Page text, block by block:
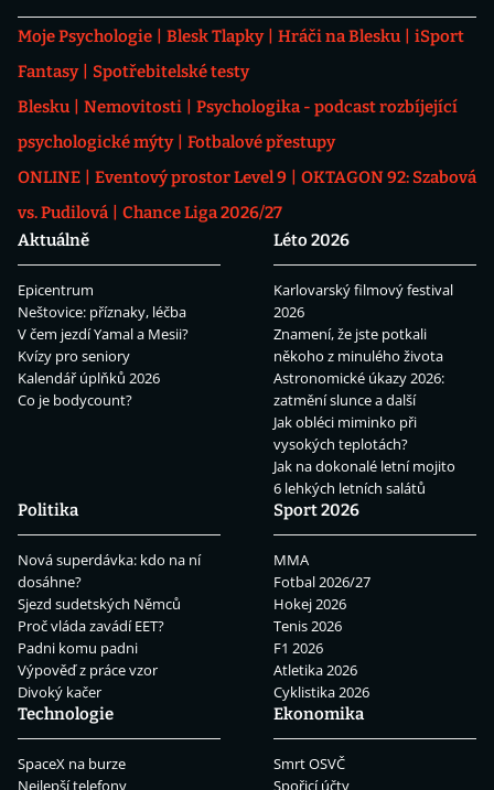
Moje Psychologie Blesk Tlapky Hráči na Blesku
iSport
Fantasy
Spotřebitelské testy
Blesku
Nemovitosti
Psychologika - podcast rozbíjející
psychologické mýty
Fotbalové přestupy
ONLINE
Eventový prostor Level 9
OKTAGON 92: Szabová
vs. Pudilová
Chance Liga 2026/27
Aktuálně
Epicentrum
Neštovice: příznaky, léčba
V čem jezdí Yamal a Mesii?
Kvízy pro seniory
Kalendář úplňků 2026
Co je bodycount?
Léto 2026
Karlovarský filmový festival
2026
Znamení, že jste potkali
někoho z minulého života
Astronomické úkazy 2026:
zatmění slunce a další
Jak obléci miminko při
vysokých teplotách?
Jak na dokonalé letní mojito
6 lehkých letních salátů
Politika
Nová superdávka: kdo na ní
dosáhne?
Sjezd sudetských Němců
Proč vláda zavádí EET?
Padni komu padni
Výpověď z práce vzor
Divoký kačer
Sport 2026
MMA
Fotbal 2026/27
Hokej 2026
Tenis 2026
F1 2026
Atletika 2026
Cyklistika 2026
Technologie
SpaceX na burze
Nejlepší telefony
Ekonomika
Smrt OSVČ
Spořicí účty